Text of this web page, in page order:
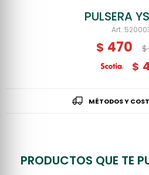
PULSERA
$ 470 $
$
MÉTODOS Y
PRODUCTOS QUE TE